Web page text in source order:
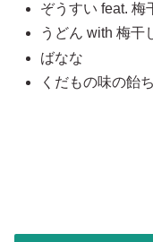
ぞうすい feat. 梅
うどん with 梅干
ばなな
くだもの味の飴